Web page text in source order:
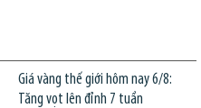
Giá vàng thế giới hôm nay 6/8:
Tăng vọt lên đỉnh 7 tuần